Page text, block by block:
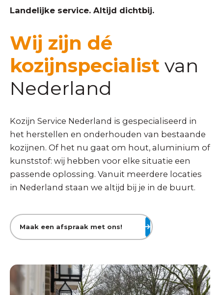
Landelijke service. Altijd dichtbij.
Wij zijn dé
kozijnspecialist van
Nederland
Kozijn Service Nederland is gespecialiseerd in
het herstellen en onderhouden van bestaande
kozijnen. Of het nu gaat om hout, aluminium of
kunststof: wij hebben voor elke situatie een
passende oplossing. Vanuit meerdere locaties
in Nederland staan we altijd bij je in de buurt.
Maak een afspraak met ons!